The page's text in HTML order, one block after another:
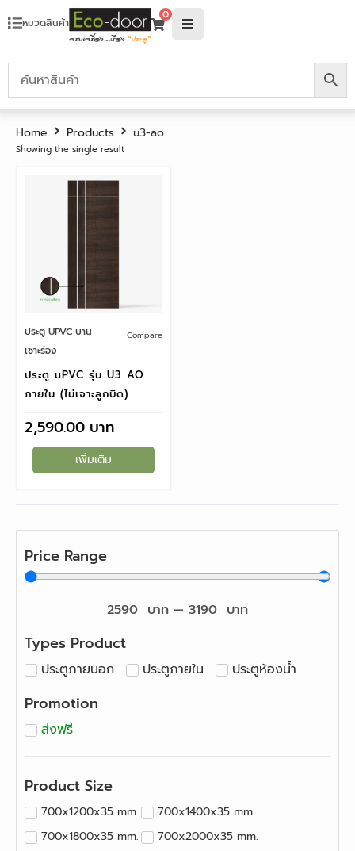
หมวดสินค้า
0
Home Products u3-ao
Showing the single result
ประตู UPVC บาน
เซาะร่อง
Compare
ประตู uPVC รุ่น U3 AO
ภายใน (ไม่เจาะลูกบิด)
2,590.00
เพิ่มเติม
Price Range
2590 บาท — 3190 บาท
Types Product
ประตูภายนอก ประตูภายใน ประตูห้องน้ำ
Promotion
ส่งฟรี
Product Size
700x1200x35 mm.
700x1400x35 mm.
700x1800x35 mm.
700x2000x35 mm.